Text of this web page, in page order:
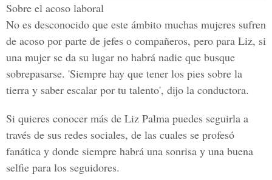
Sobre el acoso laboral
No es desconocido que este ámbito muchas mujeres sufren
de acoso por parte de jefes o compañeros, pero para Liz, si
una mujer se da su lugar no habrá nadie que busque
sobrepasarse. 'Siempre hay que tener los pies sobre la
tierra y saber escalar por tu talento', dijo la conductora.
Si quieres conocer más de Liz Palma puedes seguirla a
través de sus redes sociales, de las cuales se profesó
fanática y donde siempre habrá una sonrisa y una buena
selfie para los seguidores.